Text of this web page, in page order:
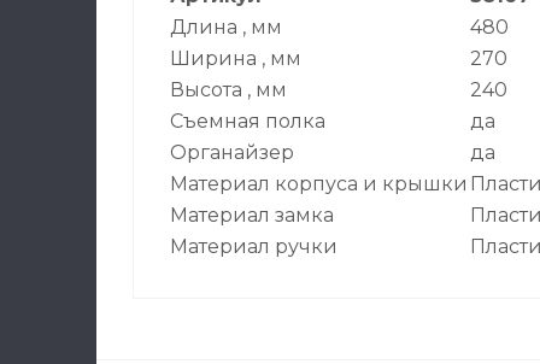
Длина , мм
480
Ширина , мм
270
Высота , мм
240
Съемная полка
да
Органайзер
да
Материал корпуса и крышки
Материал замка
Материал ручки